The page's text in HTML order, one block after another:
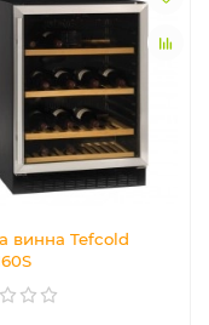
винна Tefcold